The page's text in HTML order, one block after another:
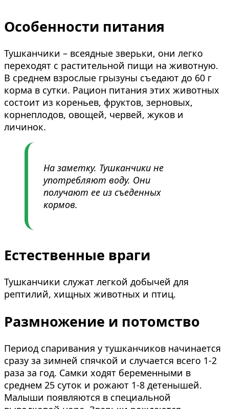
Особенности питания
Тушканчики – всеядные зверьки, они легко
переходят с растительной пищи на животную.
В среднем взрослые грызуны съедают до 60 г
корма в сутки. Рацион питания этих животных
состоит из кореньев, фруктов, зерновых,
корнеплодов, овощей, червей, жуков и
личинок.
На заметку. Тушканчики не
употребляют воду. Они
получают ее из съеденных
кормов.
Естественные враги
Тушканчики служат легкой добычей для
рептилий, хищных животных и птиц.
Размножение и потомство
Период спаривания у тушканчиков начинается
сразу за зимней спячкой и случается всего 1-2
раза за год. Самки ходят беременными в
среднем 25 суток и рожают 1-8 детенышей.
Малыши появляются в специальной